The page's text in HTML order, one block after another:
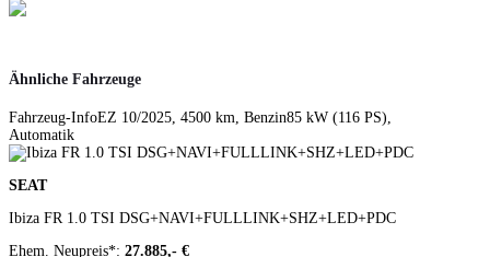
Ähnliche Fahrzeuge
Fahrzeug-InfoEZ 10/2025, 4500 km, Benzin85 kW (116 PS),
Automatik
SEAT
Ibiza FR 1.0 TSI DSG+NAVI+FULLLINK+SHZ+LED+PDC
Ehem. Neupreis*: 27.885,- €